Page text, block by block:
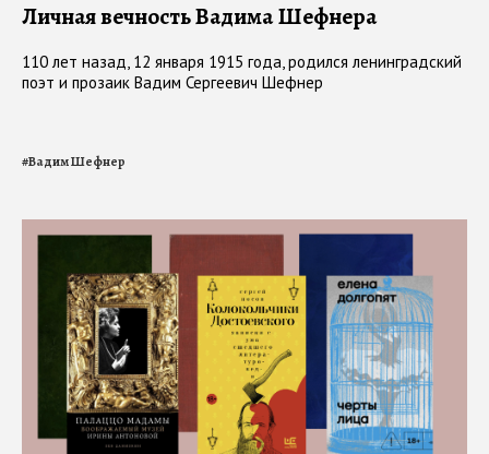
Личная вечность Вадима Шефнера
110 лет назад, 12 января 1915 года, родился ленинградский
поэт и прозаик Вадим Сергеевич Шефнер
#Вадим Шефнер